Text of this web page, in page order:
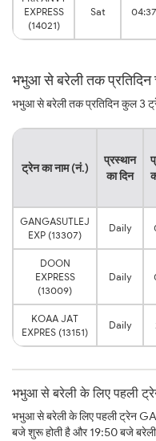
EXPRESS
(14021)
Sat 04:37
भभुआ से बरेली तक प्रतिदिन
भभुआ से बरेली तक प्रतिदिन कुल 3
ट्रेन का नाम (नं.)
प्रस्थान
का दिन
GANGASUTLEJ
EXP (13307)
Daily
DOON
EXPRESS
(13009)
Daily
KOAA JAT
EXPRES (13151)
Daily
भभुआ से बरेली के लिए पहली
भभुआ से बरेली के लिए पहली ट्रेन
बजे शुरू होती है और 19:50 बजे